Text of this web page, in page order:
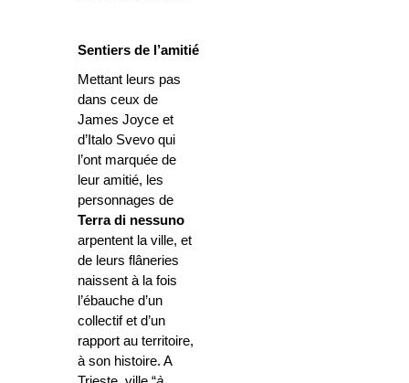
Sentiers de l’amitié
Mettant leurs pas
dans ceux de
James Joyce et
d’Italo Svevo qui
l’ont marquée de
leur amitié, les
personnages de
Terra di nessuno
arpentent la ville, et
de leurs flâneries
naissent à la fois
l’ébauche d’un
collectif et d’un
rapport au territoire,
à son histoire. A